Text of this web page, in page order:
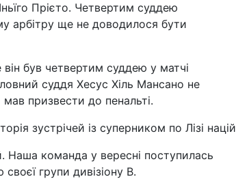
Прієто. Четвертим суддею
арбітру ще не доводилося бути
був четвертим суддею у матчі
суддя Хесус Хіль Мансано не
призвести до пенальті.
зустрічей із суперником по Лізі націй
Наша команда у вересні поступилась
групи дивізіону В.